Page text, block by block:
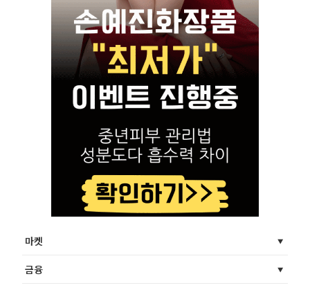
마켓
금융